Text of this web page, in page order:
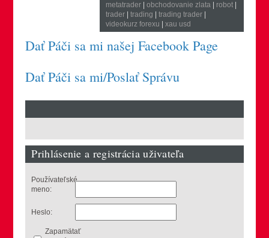
metatrader| obchodovanie zlata| robot|
trader| trading trading trader|
videokurz forexu
xau usd
Dať Páči sa mi našej Facebook Page
Dať Páči sa mi/Poslať Správu
Prihlásenie a registrácia uživateľa
Používateľské
meno:
Heslo:
Zapamätať